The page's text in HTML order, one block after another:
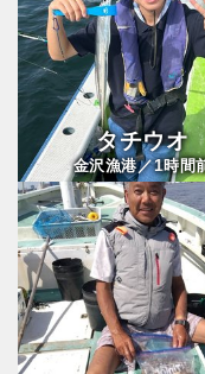
タチウオ
金沢漁港／1時間